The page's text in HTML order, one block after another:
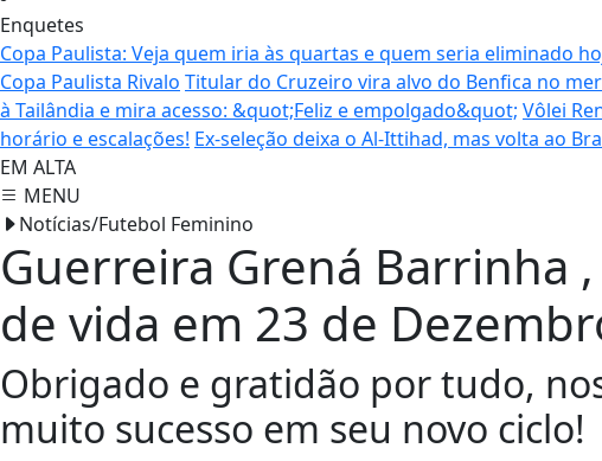
Enquetes
Copa Paulista: Veja quem iria às quartas e quem seria eliminado
Copa Paulista Rivalo Titular do Cruzeiro vira alvo do Benfica no
à Tailândia e mira acesso: &quot;Feliz e empolgado&quot; Vôlei
horário e escalações! Ex-seleção deixa o Al-Ittihad, mas volta ao
EM ALTA
MENU
Notícias/Futebol Feminino
Guerreira Grená Barrinha
de vida em 23 de
Obrigado e gratidão por tudo,
muito sucesso em seu novo ciclo!